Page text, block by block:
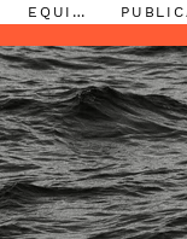
EQUIPE